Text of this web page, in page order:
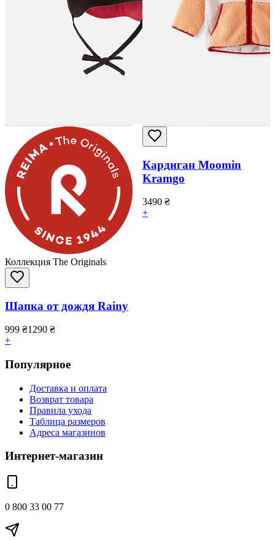
Коллекция The Originals
Шапка от дождя Rainy
999 ₴1290 ₴
+
Кардиган Moomin
Kramgo
3490 ₴
+
Популярное
Доставка и оплата
Возврат товара
Правила ухода
Таблица размеров
Адреса магазинов
Интернет-магазин
0 800 33 00 77